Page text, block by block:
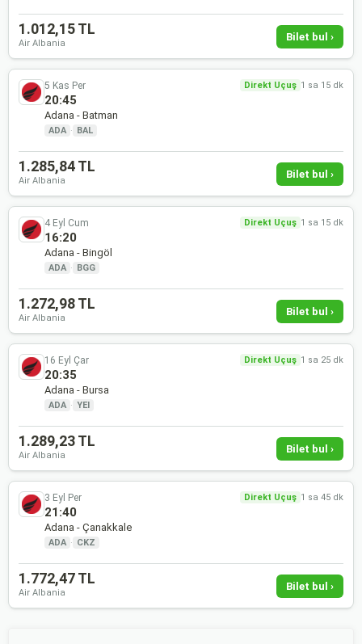
1.012,15 TL
Air Albania
Bilet bul ›
5 Kas Per Direkt Uçuş 1 sa 15 dk
20:45
Adana - Batman
ADA · BAL
1.285,84 TL
Air Albania
Bilet bul ›
4 Eyl Cum Direkt Uçuş 1 sa 15 dk
16:20
Adana - Bingöl
ADA · BGG
1.272,98 TL
Air Albania
Bilet bul ›
16 Eyl Çar Direkt Uçuş 1 sa 25 dk
20:35
Adana - Bursa
ADA · YEI
1.289,23 TL
Air Albania
Bilet bul ›
3 Eyl Per Direkt Uçuş 1 sa 45 dk
21:40
Adana - Çanakkale
ADA · CKZ
1.772,47 TL
Air Albania
Bilet bul ›